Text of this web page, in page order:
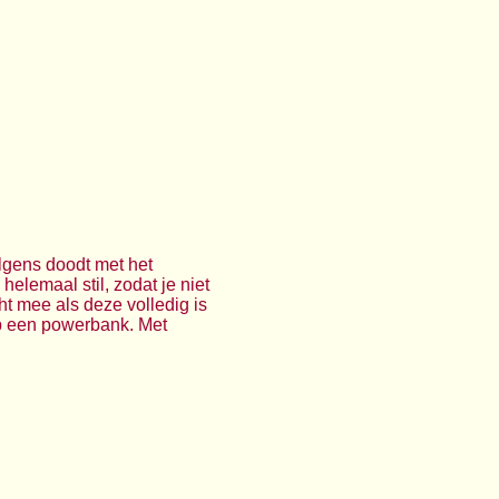
doodt met het
stil, zodat je niet
mee als deze volledig is
powerbank. Met